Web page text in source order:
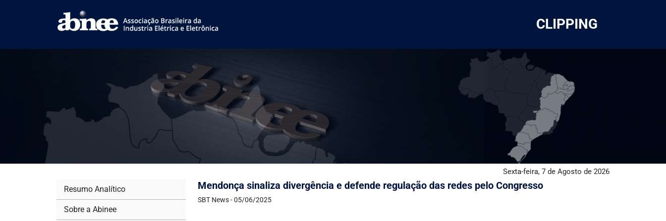
CLIPPING
Sexta-feira, 7 de Agosto de 2026
Mendonça sinaliza divergência e defende regulação das redes pelo Congresso
SBT News - 05/06/2025
Resumo Analítico
Sobre a Abinee